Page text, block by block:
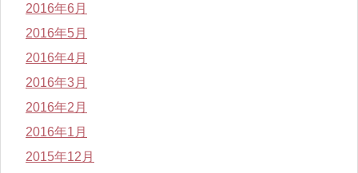
2016年6月
2016年5月
2016年4月
2016年3月
2016年2月
2016年1月
2015年12月